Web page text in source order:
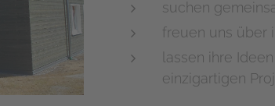
suchen
freuen uns über
lassen ihre
einzigartigen